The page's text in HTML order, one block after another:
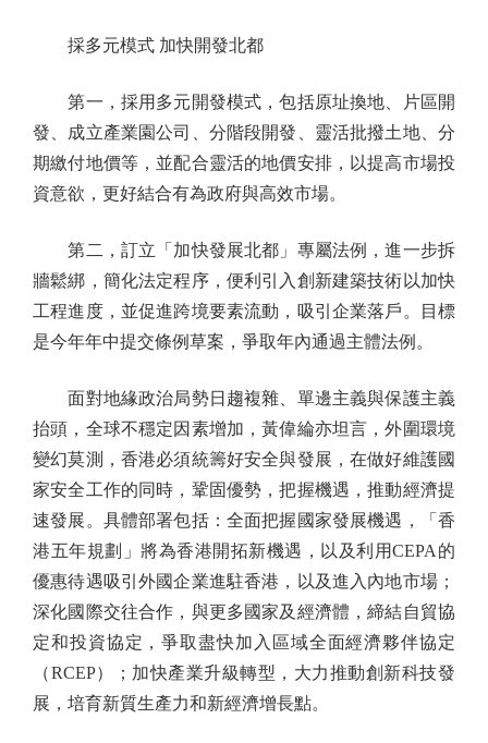
採多元模式 加快開發北都
第一，採用多元開發模式，包括原址換地、片區開
發、成立產業園公司、分階段開發、靈活批撥土地、分
期繳付地價等，並配合靈活的地價安排，以提高市場投
資意欲，更好結合有為政府與高效市場。
第二，訂立「加快發展北都」專屬法例，進一步拆
牆鬆綁，簡化法定程序，便利引入創新建築技術以加快
工程進度，並促進跨境要素流動，吸引企業落戶。目標
是今年年中提交條例草案，爭取年內通過主體法例。
面對地緣政治局勢日趨複雜、單邊主義與保護主義
抬頭，全球不穩定因素增加，黃偉綸亦坦言，外圍環境
變幻莫測，香港必須統籌好安全與發展，在做好維護國
家安全工作的同時，鞏固優勢，把握機遇，推動經濟提
速發展。具體部署包括：全面把握國家發展機遇，「香
港五年規劃」將為香港開拓新機遇，以及利用CEPA的
優惠待遇吸引外國企業進駐香港，以及進入內地市場；
深化國際交往合作，與更多國家及經濟體，締結自貿協
定和投資協定，爭取盡快加入區域全面經濟夥伴協定
（RCEP）；加快產業升級轉型，大力推動創新科技發
展，培育新質生產力和新經濟增長點。